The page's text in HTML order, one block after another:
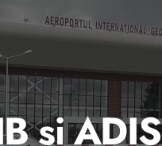
si ADIS